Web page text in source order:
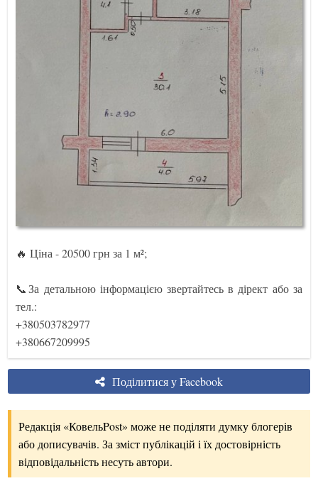
🔥 Ціна - 20500 грн за 1 м²;
📞За детальною інформацією звертайтесь в дірект або за
тел.:
+380503782977
+380667209995
Поділитися у Facebook
Редакція «КовельPost» може не поділяти думку блогерів
або дописувачів. За зміст публікацій і їх достовірність
відповідальність несуть автори.